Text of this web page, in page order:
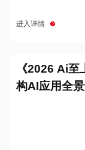
进入详情
《2026 Ai
构AI应用全